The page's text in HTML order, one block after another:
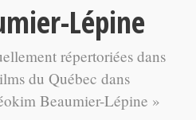
Lépine
répertoriées dans
du Québec dans
Beaumier-Lépine »